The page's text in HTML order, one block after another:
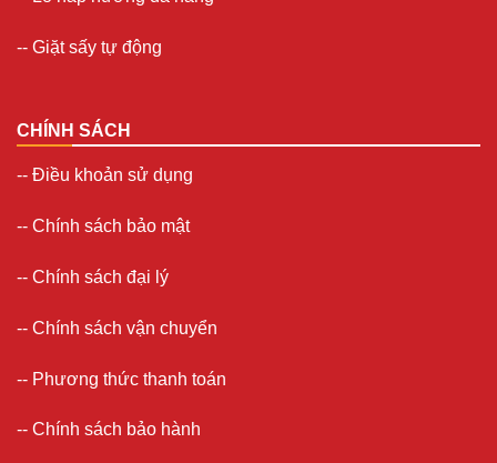
-- Giặt sấy tự động
CHÍNH SÁCH
-- Điều khoản sử dụng
-- Chính sách bảo mật
-- Chính sách đại lý
-- Chính sách vận chuyển
-- Phương thức thanh toán
-- Chính sách bảo hành